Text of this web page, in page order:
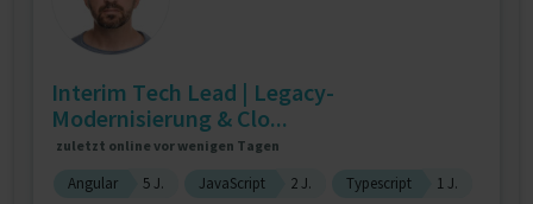
Interim Tech Lead | Legacy-
Modernisierung & Clo...
zuletzt online vor wenigen Tagen
Angular 5 J. JavaScript 2 J. Typescript
1 J.